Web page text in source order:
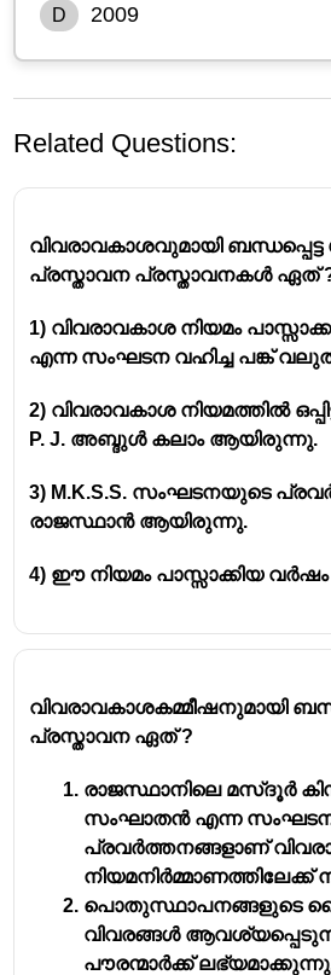
D 2009
Related Questions:
വിവരാവകാശവുമായി
പ്രസ്താവന പ്രസ്താവനകൾ ഏത്
1) വിവരാവകാശ നിയമം
എന്ന സംഘടന വഹിച്ച പങ്ക്
2) വിവരാവകാശ നിയമത്തിൽ
P. J. അബ്ദുൾ കലാം ആയിരുന്നു.
3) M.K.S.S. സംഘടനയുടെ
രാജസ്ഥാൻ ആയിരുന്നു.
4) ഈ നിയമം പാസ്സാക്കിയ
വിവരാവകാശകമ്മീഷനുമായി
പ്രസ്താവന ഏത് ?
രാജസ്ഥാനിലെ മസ്ദൂർ
സംഘാതൻ എന്ന
പ്രവർത്തനങ്ങളാണ്
നിയമനിർമ്മാണത്തിലേക്ക്
പൊതുസ്ഥാപനങ്ങളുടെ
വിവരങ്ങൾ
പൗരന്മാർക്ക്